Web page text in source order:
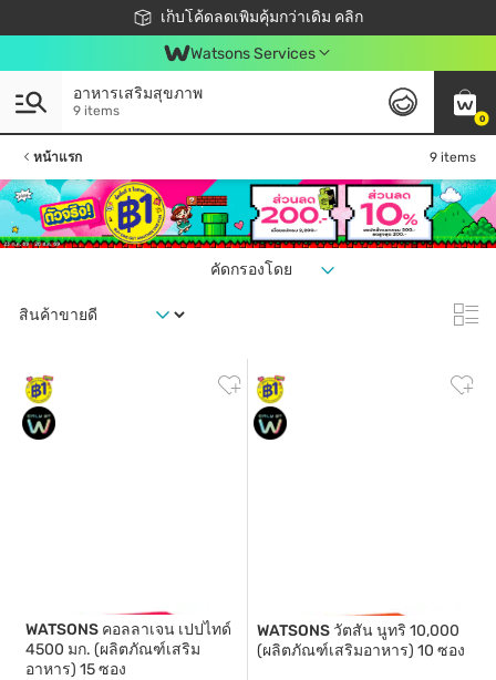
เก็บโค้ดลดเพิ่มคุ้มกว่าเดิม คลิก
ชอปออนไลน์ครั้งแรก ลดเพิ่มจุก ๆ 10%! 🎉
📦ส่งฟรี! เมื่อชอป 499฿
สมาชิกวัตสัน คลับดียังไง?
Watsons Services
0
อาหารเสริมสุขภาพ
9 items
หน้าแรก 9 items
คัดกรองโดย
WATSONS คอลลาเจน เปปไทด์
4500 มก. (ผลิตภัณฑ์เสริม
อาหาร) 15 ซอง
WATSONS วัตสัน นูทริ 10,000
(ผลิตภัณฑ์เสริมอาหาร) 10 ซอง